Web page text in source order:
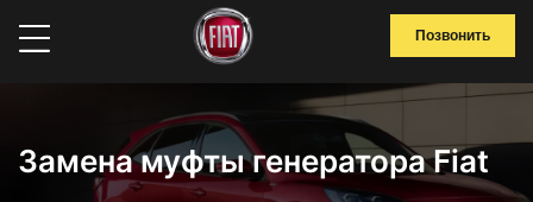
Позвонить
Замена муфты генератора Fiat